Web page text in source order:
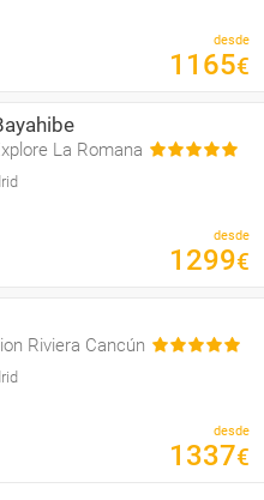
desde
1165€
La Romana
desde
1299€
Riviera Cancún
desde
1337€